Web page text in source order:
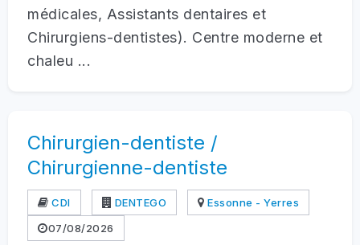
médicales, Assistants dentaires et
Chirurgiens-dentistes). Centre moderne et
chaleu ...
Chirurgien-dentiste /
Chirurgienne-dentiste
CDI DENTEGO
Essonne - Yerres
07/08/2026